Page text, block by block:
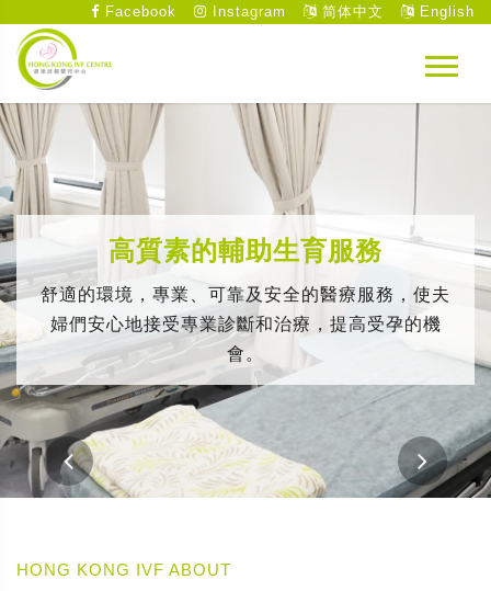
Facebook Instagram 简体中文 English
高質素的輔助生育服務
舒適的環境，專業、可靠及安全的醫療服務，使夫
婦們安心地接受專業診斷和治療，提高受孕的機
會。
HONG KONG IVF ABOUT